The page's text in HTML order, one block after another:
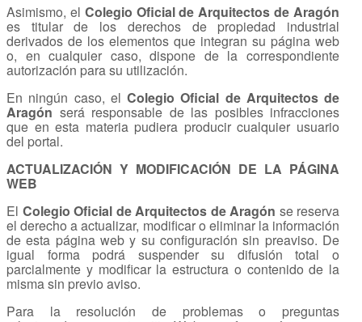
Asimismo, el Colegio Oficial de Arquitectos de Aragón
es titular de los derechos de propiedad industrial
derivados de los elementos que integran su página web
o, en cualquier caso, dispone de la correspondiente
autorización para su utilización.
En ningún caso, el Colegio Oficial de Arquitectos de
Aragón será responsable de las posibles infracciones
que en esta materia pudiera producir cualquier usuario
del portal.
ACTUALIZACIÓN Y MODIFICACIÓN DE LA PÁGINA
WEB
El Colegio Oficial de Arquitectos de Aragón se reserva
el derecho a actualizar, modificar o eliminar la información
de esta página web y su configuración sin preaviso. De
igual forma podrá suspender su difusión total o
parcialmente y modificar la estructura o contenido de la
misma sin previo aviso.
Para la resolución de problemas o preguntas